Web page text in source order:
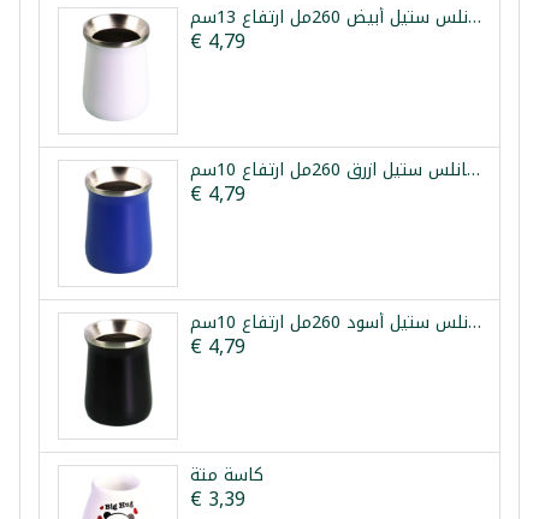
كوب متة حراري ستانلس ستيل أبيض 260مل ارتفاع 13سم
€ 4,79
كوب متة حراري ستانلس ستيل ازرق 260مل ارتفاع 10سم
€ 4,79
كوب متة حراري ستانلس ستيل أسود 260مل ارتفاع 10سم
€ 4,79
كاسة متة
€ 3,39